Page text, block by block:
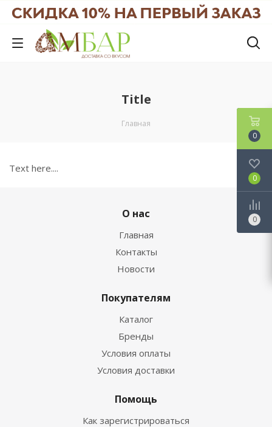
Title
Главная
Text here....
О нас
Главная
Контакты
Новости
Покупателям
Каталог
Бренды
Условия оплаты
Условия доставки
Помощь
Как зарегистрироваться
0
0
0